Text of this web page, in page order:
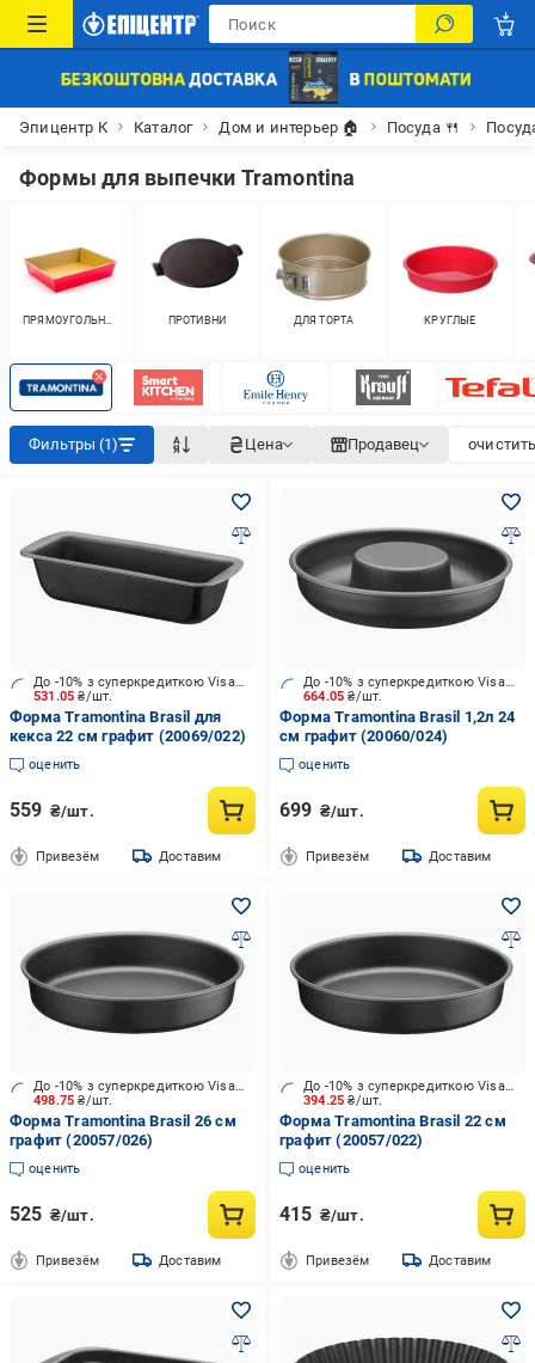
Эпицентр К Каталог Дом и интерьер 🏠 Посуда 🍴
Формы для выпечки Tramontina
ПРЯМОУГОЛЬНЫЕ ПРОТИВНИ ДЛЯ ТОРТА КРУГЛЫЕ
Фильтры (1) Цена Продавец
531.05₴/шт.
До -10% з суперкредиткою Visa Вигода
Форма Tramontina Brasil для
кекса 22 см графит (20069/022)
оценить
559 ₴/шт.
Привезём Доставим
664.05₴/шт.
До -10% з суперкредиткою Visa Вигода
Форма Tramontina Brasil 1,2л 24
см графит (20060/024)
оценить
699 ₴/шт.
Привезём Доставим
498.75₴/шт.
До -10% з суперкредиткою Visa Вигода
Форма Tramontina Brasil 26 см
графит (20057/026)
оценить
525 ₴/шт.
Привезём Доставим
394.25₴/шт.
До -10% з суперкредиткою Visa Вигода
Форма Tramontina Brasil 22 см
графит (20057/022)
оценить
415 ₴/шт.
Привезём Доставим